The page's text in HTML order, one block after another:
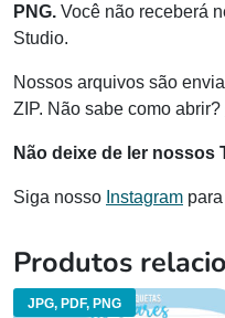
PNG. Você não receberá
Studio.
Nossos arquivos são
ZIP. Não sabe como abrir?
Não deixe de ler nossos
Siga nosso Instagram
Produtos
JPG, PDF, PNG